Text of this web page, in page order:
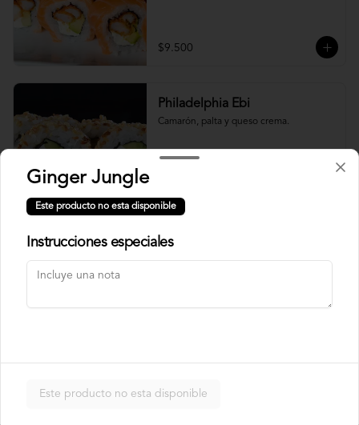
$9.500
Philadelphia Ebi
Camarón, palta y queso crema.
Philadelphia Roll
Rainbow Roll
Ginger Jungle
Este producto no esta disponible
Instrucciones especiales
Este producto no esta disponible